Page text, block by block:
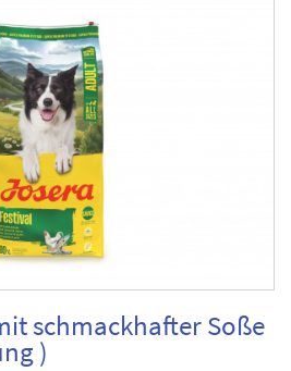
schmackhafter Soße
)